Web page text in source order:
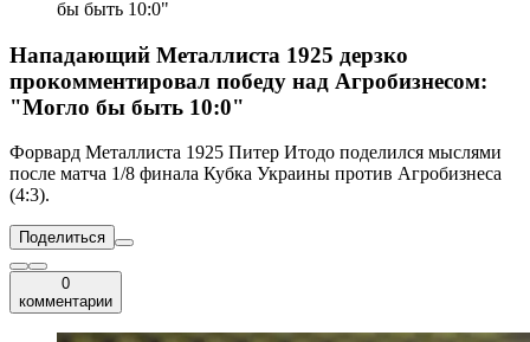
бы быть 10:0"
Нападающий Металлиста 1925 дерзко
прокомментировал победу над Агробизнесом:
"Могло бы быть 10:0"
Форвард Металлиста 1925 Питер Итодо поделился мыслями
после матча 1/8 финала Кубка Украины против Агробизнеса
(4:3).
Поделиться
0
комментарии